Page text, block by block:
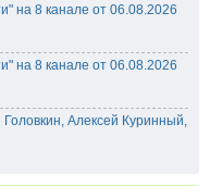
на 8 канале от 06.08.2026
на 8 канале от 06.08.2026
Алексей Куринный,